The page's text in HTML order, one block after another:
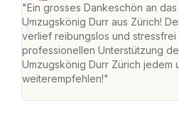
"Ein grosses Dankeschön an
Umzugskönig Durr aus Zürich!
verlief reibungslos und
professionellen Unterstützung
Umzugskönig Durr Zürich jedem
weiterempfehlen!"